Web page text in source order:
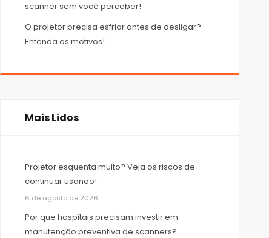
scanner sem você perceber!
O projetor precisa esfriar antes de desligar?
Entenda os motivos!
Mais Lidos
Projetor esquenta muito? Veja os riscos de
continuar usando!
6 de agosto de 2026
Por que hospitais precisam investir em
manutenção preventiva de scanners?